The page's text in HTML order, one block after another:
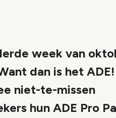
week van
dan is het ADE!
niet-te-missen
hun ADE Pro